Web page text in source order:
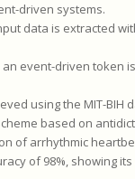
driven systems.
data is extracted
event-driven token
using the MIT-BIH
based on
of arrhythmic
of 98%, showing